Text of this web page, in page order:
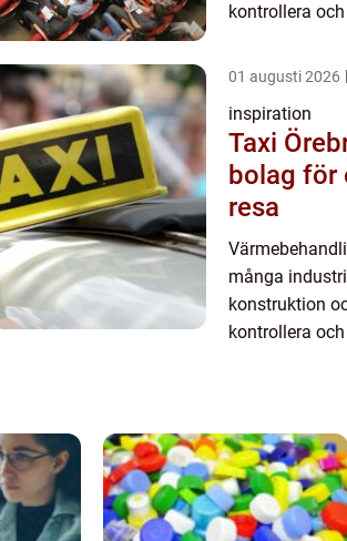
kontrollera
01 augusti 2026
inspiration
Taxi Örebro så väljer
bolag för
resa
många
konstruktion
kontrollera